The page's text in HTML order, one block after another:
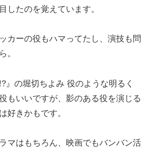
したのを覚えています。
カーの役もハマってたし、演技も問
。
』の堀切ちよみ 役のような明るく
もいいですが、影のある役を演じる
好きかもです。
マはもちろん、映画でもバンバン活